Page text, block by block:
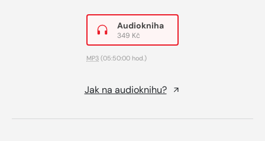
Audiokniha
349 Kč
MP3 (05:50:00 hod.)
Jak na audioknihu?